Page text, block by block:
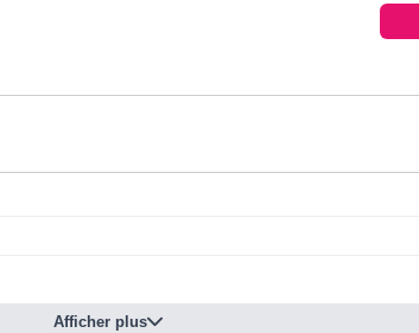
Afficher plus